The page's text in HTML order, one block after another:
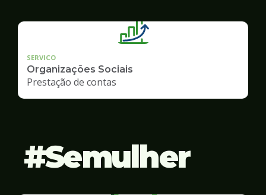
SERVICO
Organizações Sociais
Prestação de contas
Semulher